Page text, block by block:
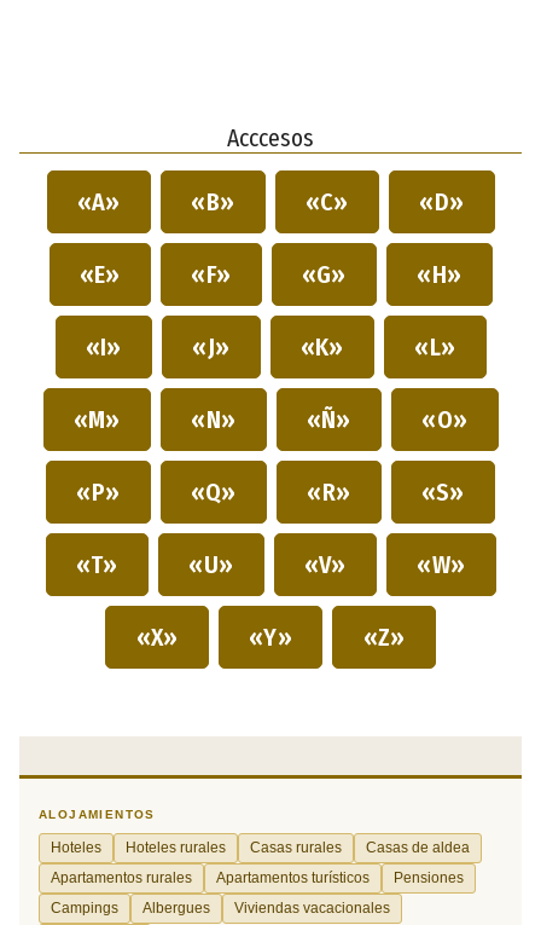
Acccesos
«A» «B» «C» «D»
«E» «F» «G» «H»
«I» «J» «K» «L»
«M» «N» «Ñ» «O»
«P» «Q» «R» «S»
«T» «U» «V» «W»
«X» «Y» «Z»